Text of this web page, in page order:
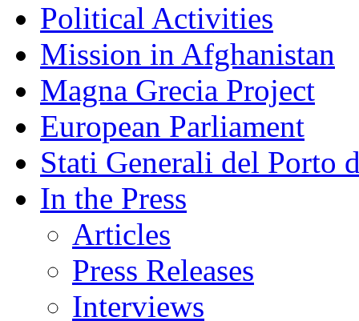
Political Activities
Mission in Afghanistan
Magna Grecia Project
European Parliament
Stati Generali del Porto
In the Press
Articles
Press Releases
Interviews